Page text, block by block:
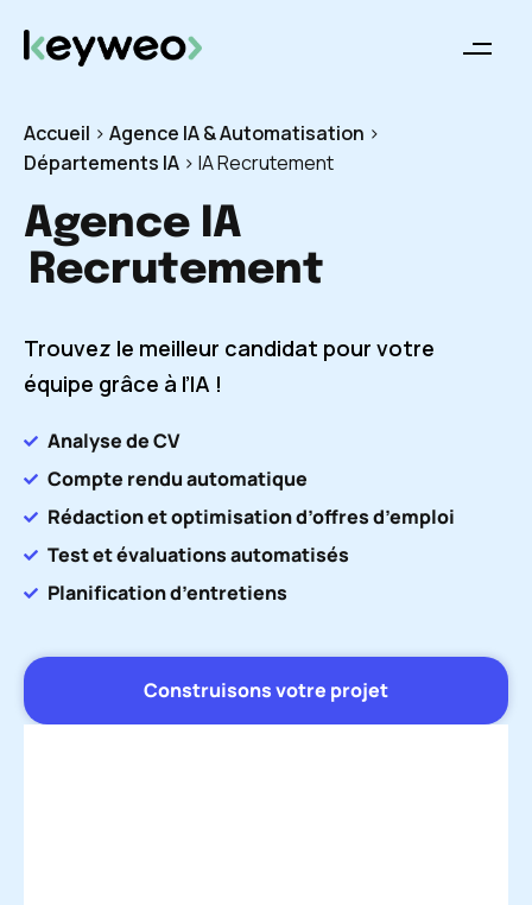
Accueil > Agence IA & Automatisation >
Départements IA > IA Recrutement
Agence IA
Recrutement
Trouvez le meilleur candidat pour votre
équipe grâce à l’IA !
Analyse de CV
Compte rendu automatique
Rédaction et optimisation d’offres d’emploi
Test et évaluations automatisés
Planification d’entretiens
Construisons votre projet